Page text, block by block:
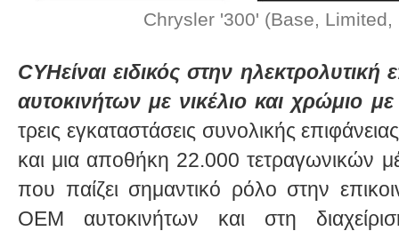
Chrysler '300' (Base,
CYHείναι ειδικός στην
αυτοκινήτων με νικέλιο και χρώμιο
τρεις εγκαταστάσεις συνολικής
και μια αποθήκη 22.000 τετραγωνικών
που παίζει σημαντικό ρόλο στην
OEM αυτοκινήτων και στη